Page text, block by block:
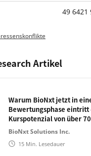
49 6421
Artikel
Warum BioNxt jetzt in
Bewertungsphase eintritt
Kurspotenzial von über
BioNxt Solutions Inc.
15 Min. Lesedauer